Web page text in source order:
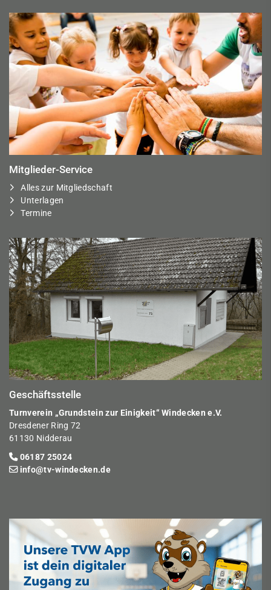
Mitglieder-Service
Alles zur Mitgliedschaft
Unterlagen
Termine
Geschäftsstelle
Turnverein „Grundstein zur Einigkeit“ Windecken e.V.
Dresdener Ring 72
61130 Nidderau
06187 25024
info@tv-windecken.de